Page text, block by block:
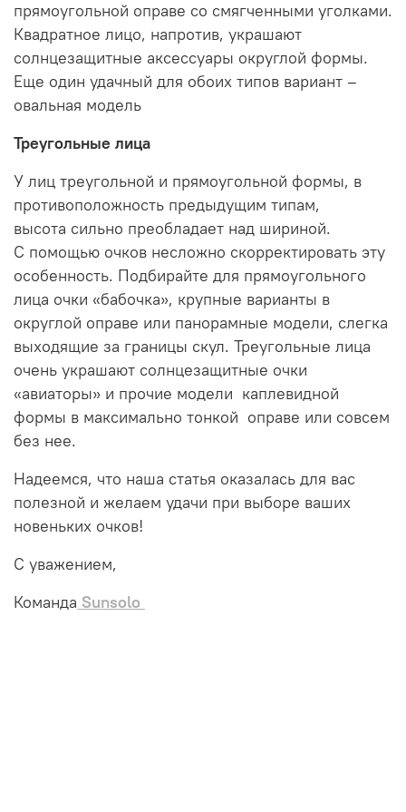
прямоугольной оправе со смягченными уголками.
Квадратное лицо, напротив, украшают
солнцезащитные аксессуары округлой формы.
Еще один удачный для обоих типов вариант –
овальная модель
Треугольные лица
У лиц треугольной и прямоугольной формы, в
противоположность предыдущим типам,
высота сильно преобладает над шириной.
С помощью очков несложно скорректировать эту
особенность. Подбирайте для прямоугольного
лица очки «бабочка», крупные варианты в
округлой оправе или панорамные модели, слегка
выходящие за границы скул. Треугольные лица
очень украшают солнцезащитные очки
«авиаторы» и прочие модели каплевидной
формы в максимально тонкой оправе или совсем
без нее.
Надеемся, что наша статья оказалась для вас
полезной и желаем удачи при выборе ваших
новеньких очков!
С уважением,
Команда Sunsolo